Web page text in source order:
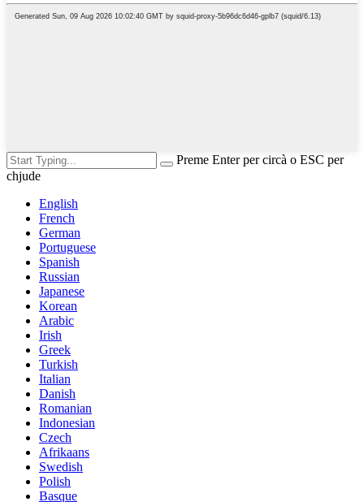
Preme Enter per circà o ESC per
chjude
English
French
German
Portuguese
Spanish
Russian
Japanese
Korean
Arabic
Irish
Greek
Turkish
Italian
Danish
Romanian
Indonesian
Czech
Afrikaans
Swedish
Polish
Basque